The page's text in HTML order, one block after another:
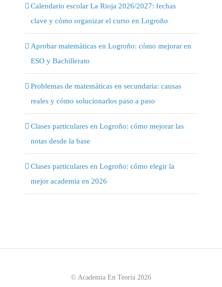
Calendario escolar La Rioja 2026/2027: fechas
clave y cómo organizar el curso en Logroño
Aprobar matemáticas en Logroño: cómo mejorar en
ESO y Bachillerato
Problemas de matemáticas en secundaria: causas
reales y cómo solucionarlos paso a paso
Clases particulares en Logroño: cómo mejorar las
notas desde la base
Clases particulares en Logroño: cómo elegir la
mejor academia en 2026
© Academia En Teoría 2026